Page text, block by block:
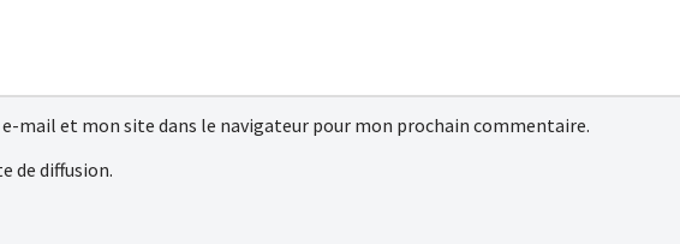
mail et mon site dans le navigateur pour mon prochain commentaire.
de diffusion.